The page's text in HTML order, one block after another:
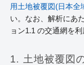
用土地被覆図(日本全
い。なお、解析にあ
ョン1.1 の交通網を利
1. 土地被覆図